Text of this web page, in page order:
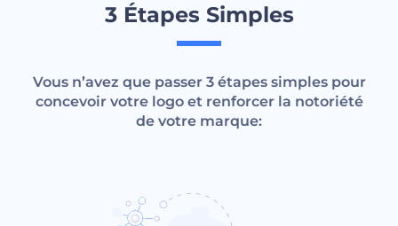
3 Étapes Simples
Vous n’avez que passer 3 étapes simples pour
concevoir votre logo et renforcer la notoriété
de votre marque: